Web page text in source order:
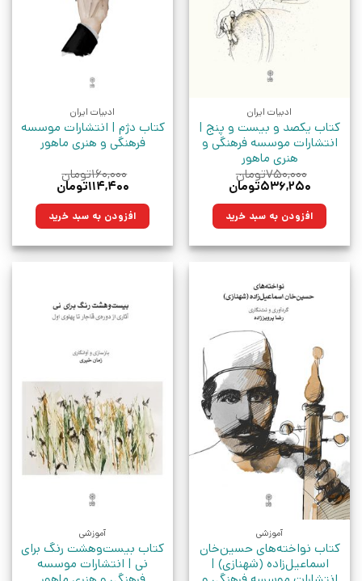
ادبیات ایران
کتاب یکصد و بیست‌ و پنج |
انتشارات موسسه فرهنگی و
هنری ماهور
۷۵۰,۰۰۰تومان
قیمت
۷۵۰,۰۰۰تومان
بود.
۵۳۶,۲۵۰تومان
۵۳۶,۲۵۰تومان.افزودن به سبد خرید
ادبیات ایران
کتاب دژم | انتشارات موسسه
فرهنگی و هنری ماهور
۱۶۰,۰۰۰تومان
قیمت
۱۶۰,۰۰۰تومان
بود.
۱۱۴,۴۰۰تومان
۱۱۴,۴۰۰تومان.افزودن به سبد خرید
آموزشی
کتاب نواخته‌های حسین‌خان
اسماعیل‌زاده (شهنازی) |
آموزشی
کتاب بیست‌و‌هشت رنگ برای
نی | انتشارات موسسه